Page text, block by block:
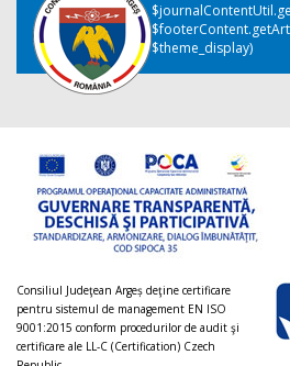
$theme_display)
Consiliul Judeţean Argeș deţine certificare
pentru sistemul de management EN ISO
9001:2015 conform procedurilor de audit şi
certificare ale LL-C (Certification) Czech